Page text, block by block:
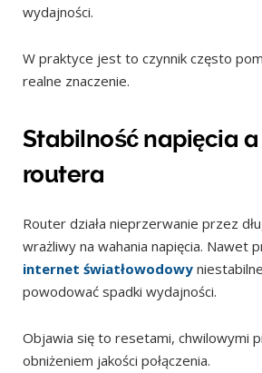
wydajności.
W praktyce jest to czynnik często
realne znaczenie.
Stabilność napięcia a
routera
Router działa nieprzerwanie przez
wrażliwy na wahania napięcia. Nawet
internet światłowodowy
powodować spadki wydajności.
Objawia się to resetami, chwilowymi
obniżeniem jakości połączenia.